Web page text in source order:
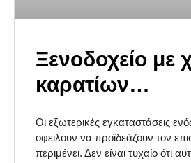
Ξενοδοχείο με
καρατίων…
Οι εξωτερικές εγκαταστάσεις
οφείλουν να προϊδεάζουν τον
περιμένει. Δεν είναι τυχαίο ότι